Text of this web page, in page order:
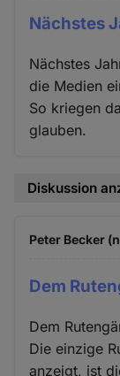
Nächstes
Nächstes
die Medien
So kriegen
glauben.
Diskussion
Peter Becker
Dem
Dem
Die einzige
anzeigt, ist